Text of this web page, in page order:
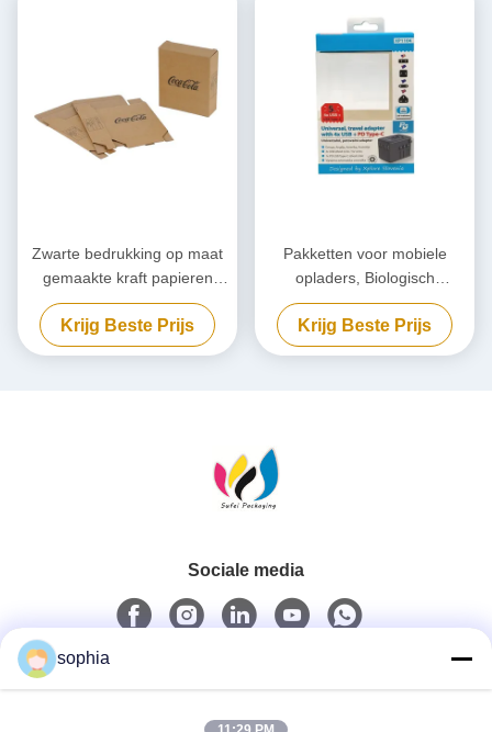
Zwarte bedrukking op maat
gemaakte kraft papieren
verpakking,
milieuvriendelijke kartonnen
doos
Krijg Beste Prijs
Pakketten voor mobiele
opladers, Biologisch
afbreekbare powerbank, op
maat gemaakt.
Krijg Beste Prijs
Sociale media
sophia